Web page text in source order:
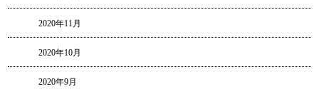
2020年11月
2020年10月
2020年9月